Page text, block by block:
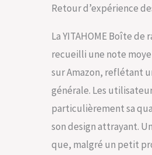
Retour d’expérience
La YITAHOME Boîte
recueilli une note
sur Amazon, reflétant
générale. Les
particulièrement sa
son design attrayant.
que, malgré un petit